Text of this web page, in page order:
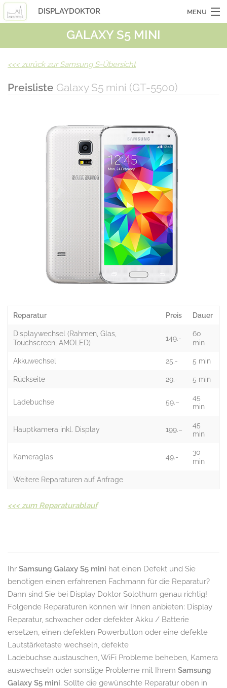
DISPLAYDOKTOR MENU
OCASSIONSGERÄTE
LASERHUELLEN
GALAXY S5 MINI
<<<zurück zur Samsung S-Übersicht
Preisliste Galaxy S5 mini (GT-5500)
Reparatur Preis Dauer
Displaywechsel (Rahmen, Glas,
Touchscreen, AMOLED)
149.-
60
min
Akkuwechsel 25.- 5 min
Rückseite 29.- 5 min
Ladebuchse 59.–
45
min
Hauptkamera inkl. Display 199.–
45
min
Kameraglas 49.-
30
min
Weitere Reparaturen auf Anfrage
<<< zum Reparaturablauf
Ihr Samsung Galaxy S5 mini hat einen Defekt und Sie
benötigen einen erfahrenen Fachmann für die Reparatur?
Dann sind Sie bei Display Doktor Solothurn genau richtig!
Folgende Reparaturen können wir Ihnen anbieten: Display
Reparatur, schwacher oder defekter Akku / Batterie
ersetzen, einen defekten Powerbutton oder eine defekte
Lautstärketaste wechseln, defekte
Ladebuchse austauschen, WiFi Probleme beheben, Kamera
auswechseln oder sonstige Probleme mit Ihrem Samsung
Galaxy S5 mini. Sollte die gewünschte Reparatur oben in